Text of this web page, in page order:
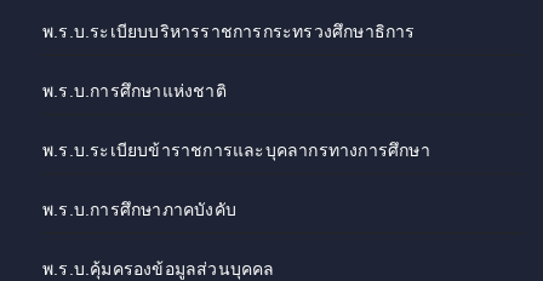
พ.ร.บ.ระเบียบบริหารราชการกระทรวงศึกษาธิการ
พ.ร.บ.การศึกษาแห่งชาติ
พ.ร.บ.ระเบียบข้าราชการและบุคลากรทางการศึกษา
พ.ร.บ.การศึกษาภาคบังคับ
พ.ร.บ.คุ้มครองข้อมูลส่วนบุคคล